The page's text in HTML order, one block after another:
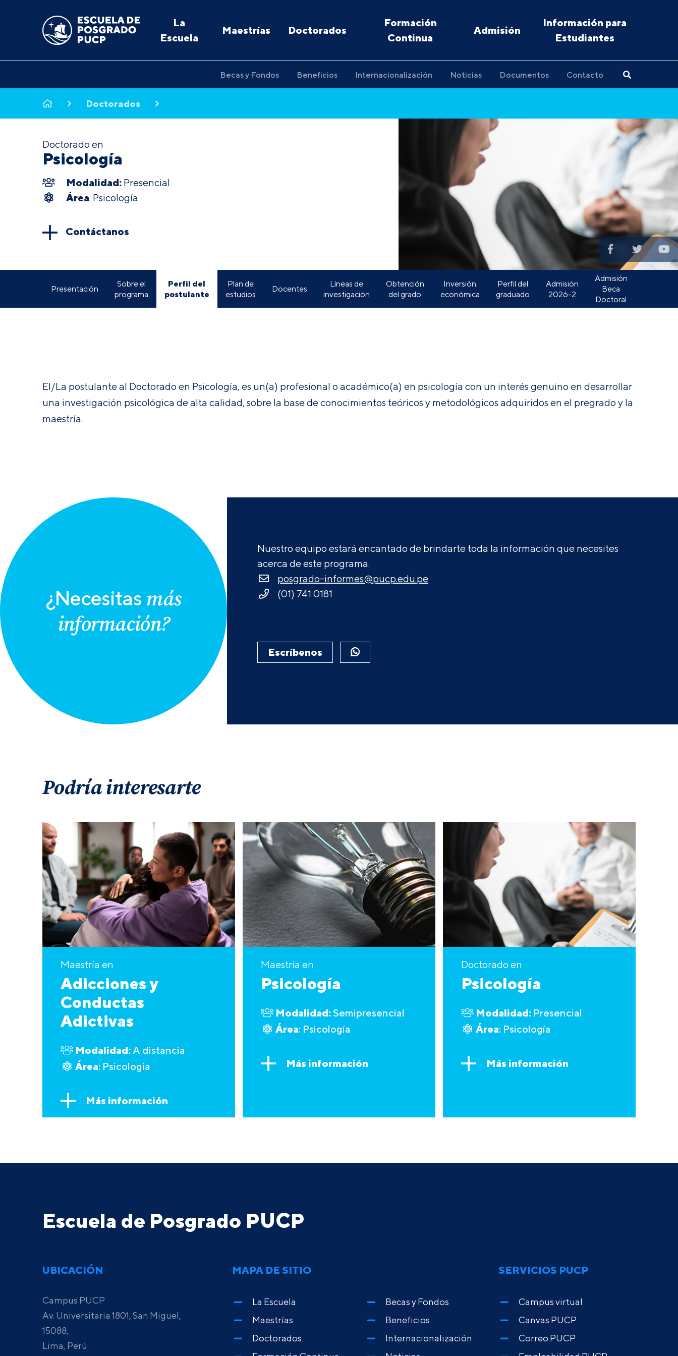
La
Escuela
Maestrías Doctorados
Formación
Continua
Admisión
Información para
Estudiantes
Becas y Fondos Beneficios Internacionalización Noticias Documentos Contacto
Doctorados
Doctorado en
Psicología
Modalidad: Presencial
Área: Psicología
Contáctanos
Presentación
Sobre el
programa
Perfil del
postulante
Plan de
estudios
Docentes
Líneas de
investigación
Obtención
del grado
Inversión
económica
Perfil del
graduado
Admisión
2026-2
Admisión
Beca
Doctoral
El/La postulante al Doctorado en Psicología, es un(a) profesional o académico(a) en psicología con un interés genuino en desarrollar
una investigación psicológica de alta calidad, sobre la base de conocimientos teóricos y metodológicos adquiridos en el pregrado y la
maestría.
¿Necesitas más
información?
Nuestro equipo estará encantado de brindarte toda la información que necesites
acerca de este programa.
posgrado-informes@pucp.edu.pe
(01) 741 0181
Escríbenos
Podría interesarte
Maestría en
Adicciones y
Conductas
Adictivas
Modalidad:A distancia
Área: Psicología
Más información
Maestría en
Psicología
Modalidad:Semipresencial
Área: Psicología
Más información
Doctorado en
Psicología
Modalidad: Presencial
Área: Psicología
Más información
Escuela de Posgrado PUCP
UBICACIÓN
Campus PUCP
Av. Universitaria 1801, San Miguel,
15088,
Lima, Perú
MAPA DE SITIO
La Escuela
Maestrías
Doctorados
Becas y Fondos
Beneficios
Internacionalización
SERVICIOS PUCP
Campus virtual
Canvas PUCP
Correo PUCP